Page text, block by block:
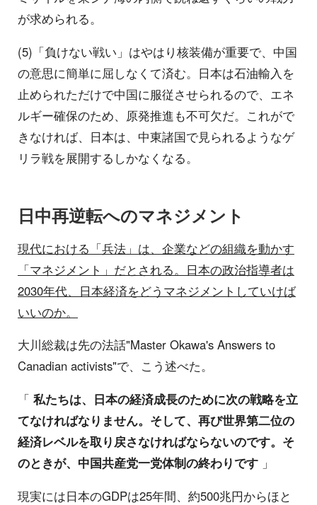
が求められる。
(5)「負けない戦い」はやはり核装備が重要で、中国
の意思に簡単に屈しなくて済む。日本は石油輸入を
止められただけで中国に服従させられるので、エネ
ルギー確保のため、原発推進も不可欠だ。これがで
きなければ、日本は、中東諸国で見られるようなゲ
リラ戦を展開するしかなくなる。
日中再逆転へのマネジメント
現代における「兵法」は、企業などの組織を動かす
「マネジメント」だとされる。日本の政治指導者は
2030年代、日本経済をどうマネジメントしていけば
いいのか。
大川総裁は先の法話"Master Okawa's Answers to
Canadian activists"で、こう述べた。
「 私たちは、日本の経済成長のために次の戦略を立
てなければなりません。そして、再び世界第二位の
経済レベルを取り戻さなければならないのです。そ
のときが、中国共産党一党体制の終わりです 」
現実には日本のGDPは25年間、約500兆円からほと